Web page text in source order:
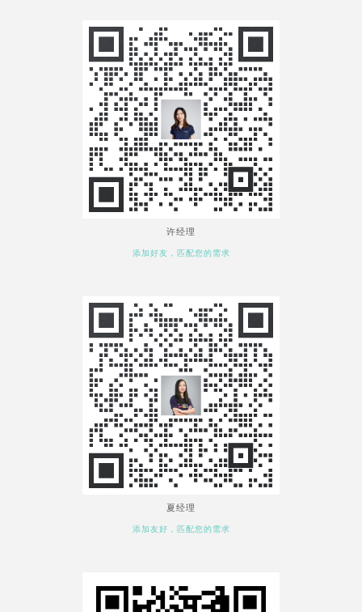
许经理
添加好友，匹配您的需求
夏经理
添加友好，匹配您的需求